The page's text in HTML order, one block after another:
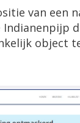
van een
Indianenpijp
object